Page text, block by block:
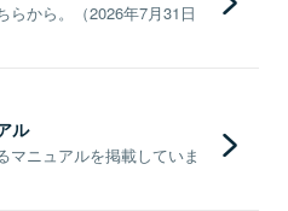
らから。（2026年7月31日
ル
マニュアルを掲載していま